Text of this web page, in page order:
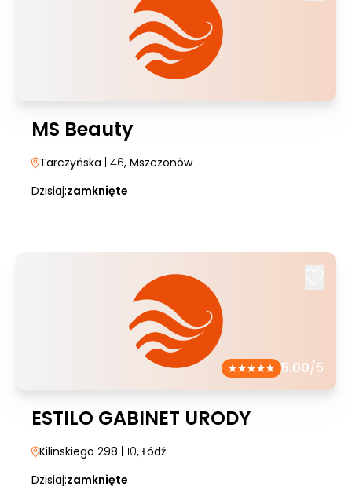
MS Beauty
Tarczyńska | 46, Mszczonów
Dzisiaj:zamknięte
5.00/5
ESTILO GABINET URODY
Kilinskiego 298 | 10, Łódź
Dzisiaj:zamknięte